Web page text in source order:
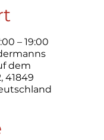
– 19:00
dem
41849